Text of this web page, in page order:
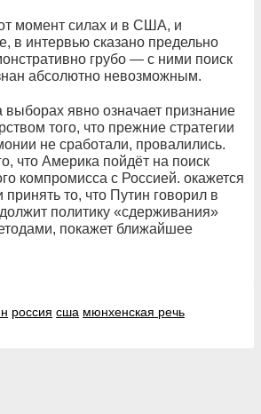
момент силах и в США, и
в интервью сказано предельно
грубо — с ними поиск
абсолютно невозможным.
явно означает признание
того, что прежние стратегии
не сработали, провалились.
что Америка пойдёт на поиск
компромисса с Россией. окажется
то, что Путин говорил в
политику «сдерживания»
покажет ближайшее
россия сша мюнхенская речь